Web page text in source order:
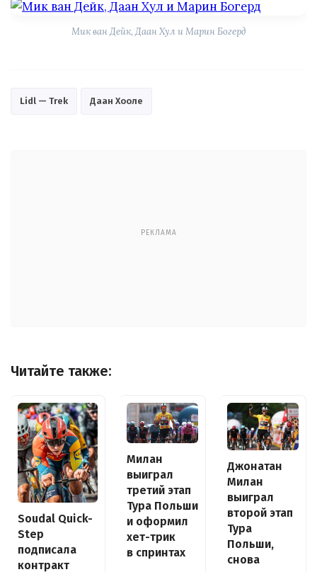
Мик ван Дейк, Даан Хул и Марин Богерд
Lidl — Trek Даан Хооле
РЕКЛАМА
Читайте также:
Soudal Quick-
Step
подписала
контракт
Милан
выиграл
третий этап
Тура Польши
и оформил
хет-трик
в спринтах
Джонатан
Милан
выиграл
второй этап
Тура
Польши,
снова